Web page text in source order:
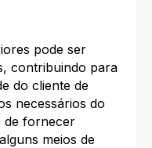
pode ser
contribuindo para
do cliente de
necessários do
de fornecer
meios de